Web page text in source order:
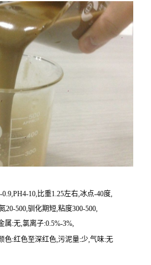
10,比重1.25左右,冰点-40度,
20-500,驯化期短,粘度300-500,
属:无,氯离子:0.5%-3%,
色:红色至深红色,污泥量:少,气味:无